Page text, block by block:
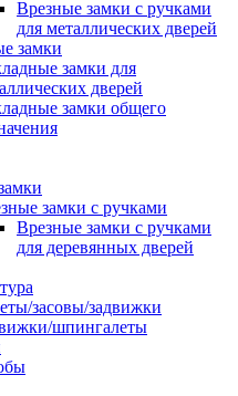
Врезные замки с ручками
для металлических дверей
замки
замки для
дверей
замки общего
замки с ручками
Врезные замки с ручками
для деревянных дверей
засовы/задвижки
шпингалеты